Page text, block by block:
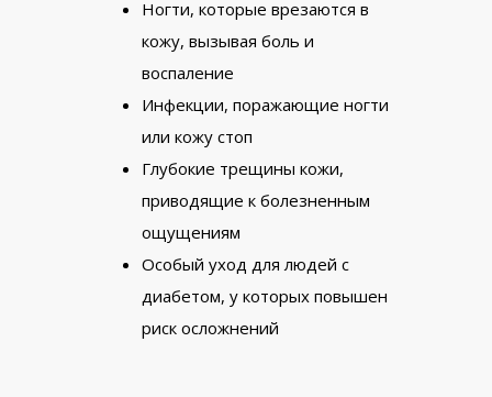
Ногти, которые врезаются в
кожу, вызывая боль и
воспаление
Инфекции, поражающие ногти
или кожу стоп
Глубокие трещины кожи,
приводящие к болезненным
ощущениям
Особый уход для людей с
диабетом, у которых повышен
риск осложнений